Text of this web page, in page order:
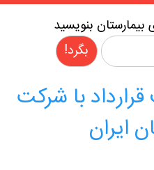
بنویسید
با شرکت
ایران